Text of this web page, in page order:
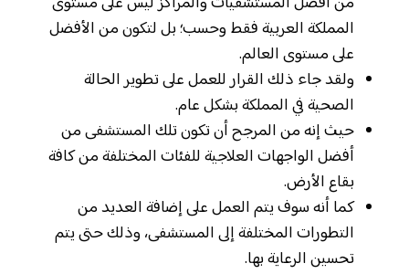
المملكة العربية فقط وحسب؛ بل لتكون من الأفضل
على مستوى العالم.
ولقد جاء ذلك القرار للعمل على تطوير الحالة
الصحية في المملكة بشكل عام.
حيث إنه من المرجح أن تكون تلك المستشفى من
أفضل الواجهات العلاجية للفئات المختلفة من كافة
بقاع الأرض.
كما أنه سوف يتم العمل على إضافة العديد من
التطورات المختلفة إلى المستشفى، وذلك حتى يتم
تحسين الرعاية بها.